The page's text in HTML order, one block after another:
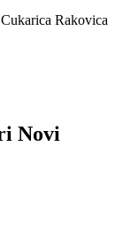
Cukarica Rakovica
Novi